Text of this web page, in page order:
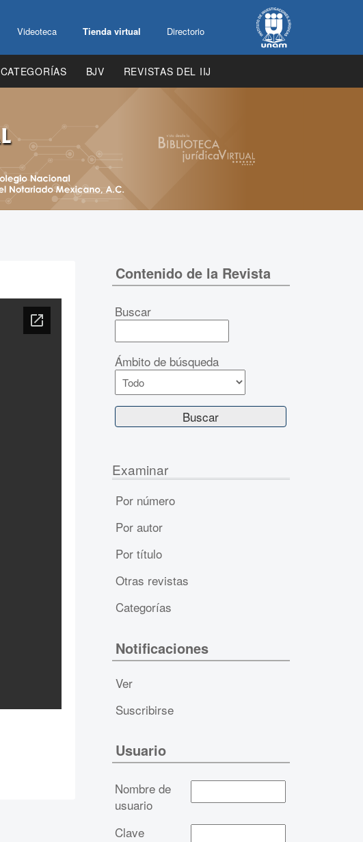
Videoteca Tienda virtual Directorio
CATEGORÍAS BJV REVISTAS DEL IIJ
Contenido de la Revista
Buscar
Ámbito de búsqueda
Examinar
Por número
Por autor
Por título
Otras revistas
Categorías
Notificaciones
Ver
Suscribirse
Usuario
Nombre de
usuario
Clave